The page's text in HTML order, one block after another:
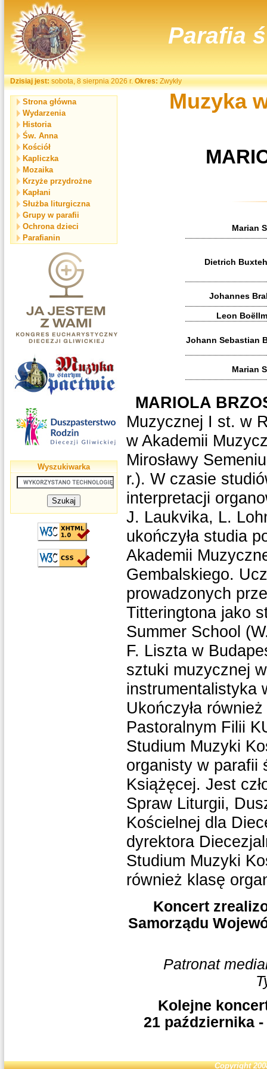
Parafia
Dzisiaj jest:sobota, 8 sierpnia 2026 r.Okres:Zwykły
Strona główna
Wydarzenia
Historia
Św. Anna
Kościół
Kapliczka
Mozaika
Krzyże przydrożne
Kapłani
Służba liturgiczna
Grupy w parafii
Ochrona dzieci
Parafianin
Wyszukiwarka
Muzyka
Marian
Dietrich
Johannes
Leon
Johann Sebastian
Marian
MARIOLA
Muzycznej I st. w
w Akademii
Mirosławy
r.). W czasie
interpretacji
J. Laukvika, L.
ukończyła studia
Akademii
Gembalskiego.
prowadzonych
Titteringtona jako
Summer School
F. Liszta w
sztuki muzycznej
instrumentalistyka
Ukończyła
Pastoralnym Filii
Studium Muzyki
organisty w parafii
Książęcej. Jest
Spraw Liturgii,
Kościelnej dla
dyrektora
Studium Muzyki
również klasę
Koncert
Samorządu
Patronat
Kolejne
21 października
Copyright